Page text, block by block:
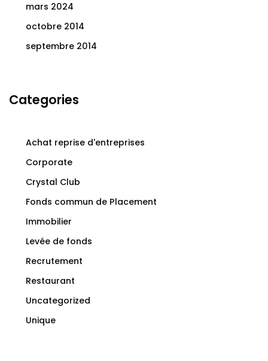
mars 2024
octobre 2014
septembre 2014
Categories
Achat reprise d'entreprises
Corporate
Crystal Club
Fonds commun de Placement
Immobilier
Levée de fonds
Recrutement
Restaurant
Uncategorized
Unique